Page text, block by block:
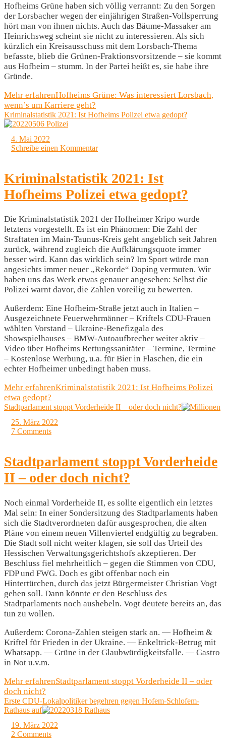
Hofheims Grüne haben sich völlig verrannt: Zu den Sorgen
der Lorsbacher wegen der einjährigen Straßen-Vollsperrung
hört man von ihnen nichts. Auch das Bäume-Massaker am
Heinrichsweg scheint sie nicht zu interessieren. Als sich
kürzlich ein Kreisausschuss mit dem Lorsbach-Thema
befasste, blieb die Grünen-Fraktionsvorsitzende – sie kommt
aus Hofheim – stumm. In der Partei heißt es, sie habe ihre
Gründe.
Mehr erfahrenHofheims Grüne: Was interessiert Lorsbach,
wenn’s um Karriere geht?
Kriminalstatistik 2021: Ist Hofheims Polizei etwa gedopt?
4. Mai 2022
Schreibe einen Kommentar
Kriminalstatistik 2021: Ist
Hofheims Polizei etwa gedopt?
Die Kriminalstatistik 2021 der Hofheimer Kripo wurde
letztens vorgestellt. Es ist ein Phänomen: Die Zahl der
Straftaten im Main-Taunus-Kreis geht angeblich seit Jahren
zurück, während zugleich die Aufklärungsquote immer
besser wird. Kann das wirklich sein? Im Sport würde man
angesichts immer neuer „Rekorde“ Doping vermuten. Wir
haben uns das Werk etwas genauer angesehen: Selbst die
Polizei warnt davor, die Zahlen voreilig zu bewerten.
Außerdem: Eine Hofheim-Straße jetzt auch in Italien –
Ausgezeichnete Feuerwehrmänner – Kriftels CDU-Frauen
wählten Vorstand – Ukraine-Benefizgala des
Showspielhauses – BMW-Autoaufbrecher weiter aktiv –
Video über Hofheims Rettungssanitäter – Termine, Termine
– Kostenlose Werbung, u.a. für Bier in Flaschen, die ein
echter Hofheimer unbedingt haben muss.
Mehr erfahrenKriminalstatistik 2021: Ist Hofheims Polizei
etwa gedopt?
Stadtparlament stoppt Vorderheide II – oder doch nicht?
25. März 2022
7 Comments
Stadtparlament stoppt Vorderheide
II – oder doch nicht?
Noch einmal Vorderheide II, es sollte eigentlich ein letztes
Mal sein: In einer Sondersitzung des Stadtparlaments haben
sich die Stadtverordneten dafür ausgesprochen, die alten
Pläne von einem neuen Villenviertel endgültig zu begraben.
Die Stadt soll nicht weiter klagen, sie soll das Urteil des
Hessischen Verwaltungsgerichtshofs akzeptieren. Der
Beschluss fiel mehrheitlich – gegen die Stimmen von CDU,
FDP und FWG. Doch es gibt offenbar noch ein
Hintertürchen, durch das jetzt Bürgermeister Christian Vogt
gehen soll. Dann könnte er den Beschluss des
Stadtparlaments noch aushebeln. Vogt deutete bereits an, das
tun zu wollen.
Außerdem: Corona-Zahlen steigen stark an. — Hofheim &
Kriftel für Frieden in der Ukraine. — Enkeltrick-Betrug mit
Whatsapp. — Grüne in der Glaubwürdigkeitsfalle. — Gastro
in Not u.v.m.
Mehr erfahrenStadtparlament stoppt Vorderheide II – oder
doch nicht?
Erste CDU-Lokalpolitiker begehren gegen Hofem-Schlofem-
Rathaus auf
19. März 2022
2 Comments